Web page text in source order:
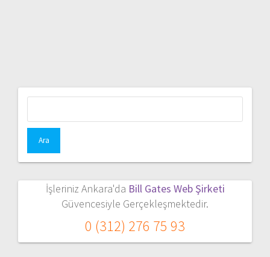
İşleriniz Ankara'da Bill Gates Web Şirketi
Güvencesiyle Gerçekleşmektedir.
0 (312) 276 75 93